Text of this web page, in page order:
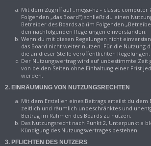
Mit dem Zugriff auf „mega-hz - classic computer
Folgenden „das Board“) schließt du einen
Betreiber des Boards ab (im Folgenden
den nachfolgenden Regelungen einverstanden.
Wenn du mit diesen Regelungen nicht
das Board nicht weiter nutzen. Für die Nutzung
die an dieser Stelle veröffentlichten Regelungen.
Der Nutzungsvertrag wird auf unbestimmte Zeit
von beiden Seiten ohne Einhaltung einer Frist
werden.
2. EINRÄUMUNG VON NUTZUNGSRECHTEN
Mit dem Erstellen eines Beitrags erteilst du dem
zeitlich und räumlich unbeschränktes und
Beitrag im Rahmen des Boards zu nutzen.
Das Nutzungsrecht nach Punkt 2, Unterpunkt a
Kündigung des Nutzungsvertrages bestehen.
3. PFLICHTEN DES NUTZERS